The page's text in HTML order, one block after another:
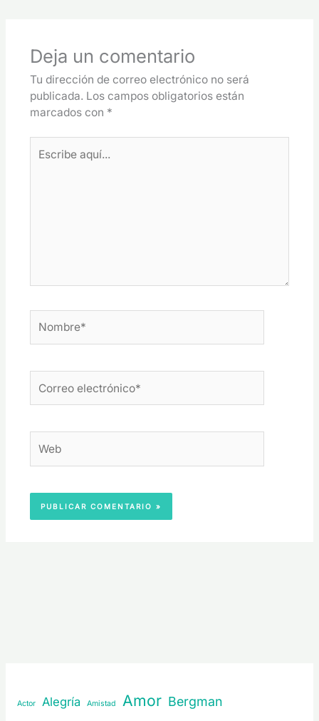
Deja un comentario
Tu dirección de correo electrónico no será
publicada. Los campos obligatorios están
marcados con *
aquí...
electrónico*
Actor Alegría Amistad Amor Bergman